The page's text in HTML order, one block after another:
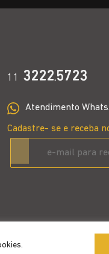
11 3222.5723
Atendimento
Cadastre- se e receba